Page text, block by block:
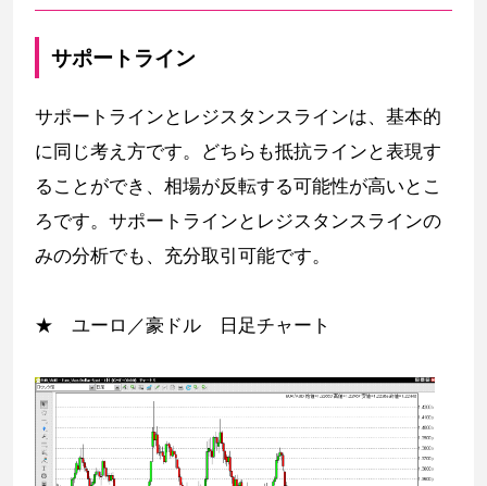
サポートライン
サポートラインとレジスタンスラインは、基本的
に同じ考え方です。どちらも抵抗ラインと表現す
ることができ、相場が反転する可能性が高いとこ
ろです。サポートラインとレジスタンスラインの
みの分析でも、充分取引可能です。
★ ユーロ／豪ドル 日足チャート